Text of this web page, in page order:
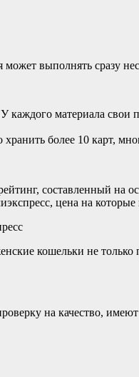
выполнять сразу
каждого материала
более 10 карт,
составленный на
цена на которые
кошельки не только
на качество,